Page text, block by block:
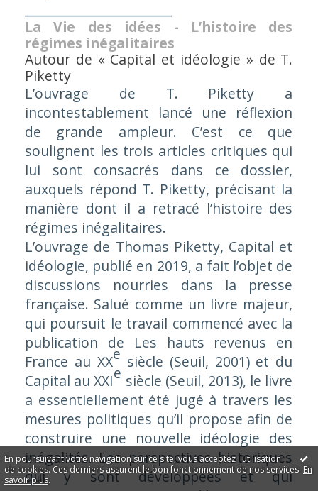
En poursuivant votre navigation sur ce site, vous acceptez l'utilisation
de cookies. Ces derniers assurent le bon fonctionnement de nos services. En
savoir plus.
La Vie des idées - L’histoire des
régimes inégalitaires
Autour de « Capital et idéologie » de T.
Piketty
L’ouvrage de T. Piketty a
incontestablement lancé une réflexion
de grande ampleur. C’est ce que
soulignent les trois articles critiques qui
lui sont consacrés dans ce dossier,
auxquels répond T. Piketty, précisant la
manière dont il a retracé l’histoire des
régimes inégalitaires.
L’ouvrage de Thomas Piketty, Capital et
idéologie, publié en 2019, a fait l’objet de
discussions nourries dans la presse
française. Salué comme un livre majeur,
qui poursuit le travail commencé avec la
publication de Les hauts revenus en
France au XXe siècle (Seuil, 2001) et du
Capital auXXIe siècle (Seuil, 2013), le livre
a essentiellement été jugé à travers les
mesures politiques qu’il propose afin de
construire une nouvelle idéologie des
inégalités. Les perspectives historiques
qui y sont développées et qui